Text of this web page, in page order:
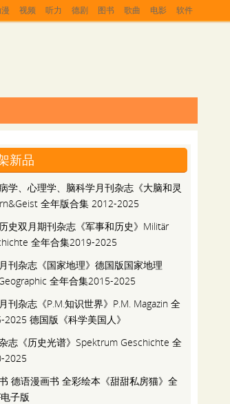
视频 听力 德剧 图书 歌曲 电影 软件
新品
学、心理学、脑科学月刊杂志《大脑和灵
全年版合集 2012-2025
史双月期刊杂志《军事和历史》Militär
全年合集2019-2025
刊杂志《国家地理》德国版国家地理
全年合集2015-2025
刊杂志《P.M.知识世界》P.M. Magazin 全
德国版《科学美国人》
志《历史光谱》Spektrum Geschichte 全
2025
德语漫画书 全彩绘本《甜甜私房猫》全
子版